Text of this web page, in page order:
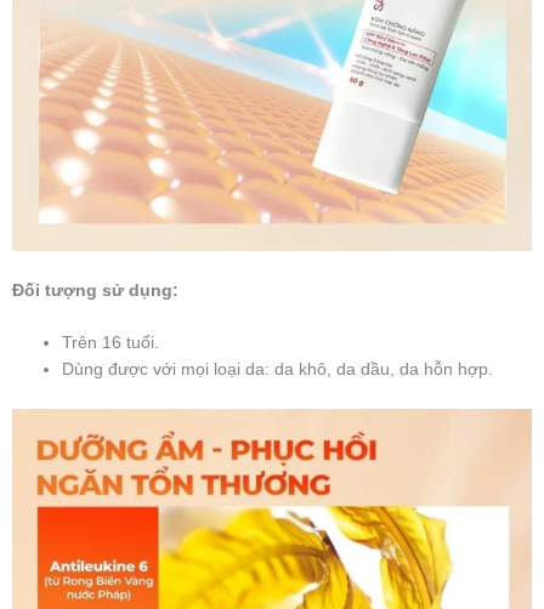
Đối tượng sử dụng:
Trên 16 tuổi.
Dùng được với mọi loại da: da khô, da dầu, da hỗn hợp.